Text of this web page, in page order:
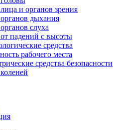
и органов зрения
дыхания
слуха
падений с высоты
средства
рабочего места
средства безопасности